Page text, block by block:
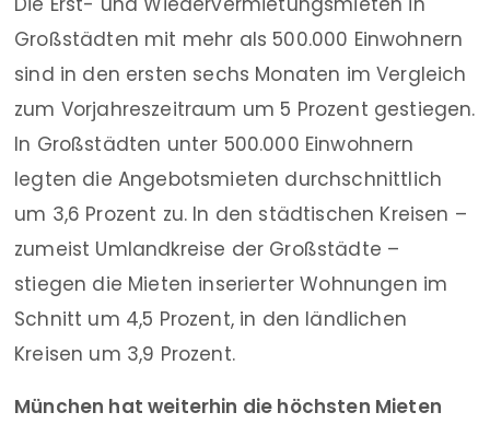
Großstädten mit mehr als 500.000 Einwohnern
sind in den ersten sechs Monaten im Vergleich
zum Vorjahreszeitraum um 5 Prozent gestiegen.
In Großstädten unter 500.000 Einwohnern
legten die Angebotsmieten durchschnittlich
um 3,6 Prozent zu. In den städtischen Kreisen –
zumeist Umlandkreise der Großstädte –
stiegen die Mieten inserierter Wohnungen im
Schnitt um 4,5 Prozent, in den ländlichen
Kreisen um 3,9 Prozent.
München hat weiterhin die höchsten Mieten